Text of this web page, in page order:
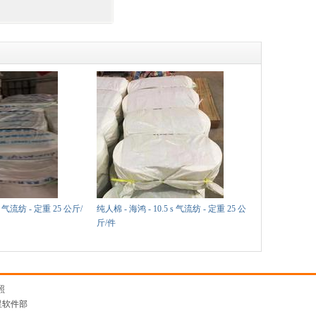
流纺 - 定重 25 公斤/
纯人棉 - 海鸿 - 10.5 s 气流纺 - 定重 25 公
斤/件
件部